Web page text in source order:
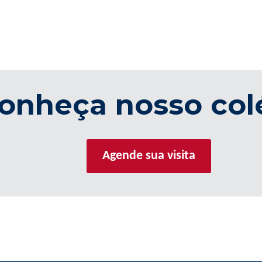
nosso
Agende sua visita